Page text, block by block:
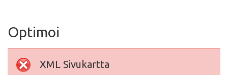
Optimoi
XML Sivukartta